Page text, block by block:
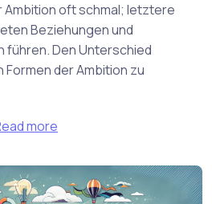
oft schmal; letztere
Beziehungen und
führen. Den Unterschied
der Ambition zu
more